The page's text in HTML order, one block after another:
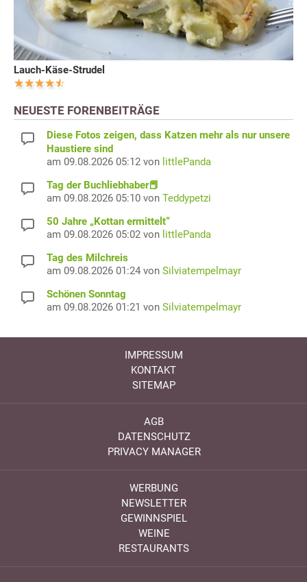
Lauch-Käse-Strudel
NEUESTE FORENBEITRÄGE
Diese Fotos zeigen, dass Katzen mehr als nur unsere
Haustiere sind
am 09.08.2026 05:12 von littlePanda
Tag der Buchliebhaber📕
am 09.08.2026 05:10 von Teddypetzi
50 Jahre „Kottan ermittelt“
am 09.08.2026 05:02 von littlePanda
Tag des Milchreis
am 09.08.2026 01:24 von Silviatempelmayr
Schönen Sonntag
am 09.08.2026 01:21 von Silviatempelmayr
IMPRESSUM
KONTAKT
SITEMAP
AGB
DATENSCHUTZ
PRIVACY MANAGER
WERBUNG
NEWSLETTER
GEWINNSPIEL
WEINE
RESTAURANTS